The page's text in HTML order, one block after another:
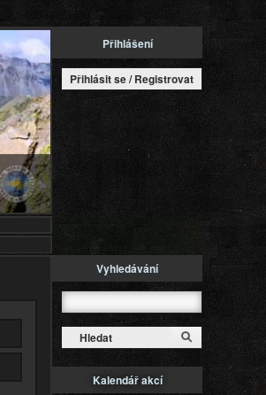
Přihlášení
Přihlásit se / Registrovat
Vyhledávání
Kalendář akcí